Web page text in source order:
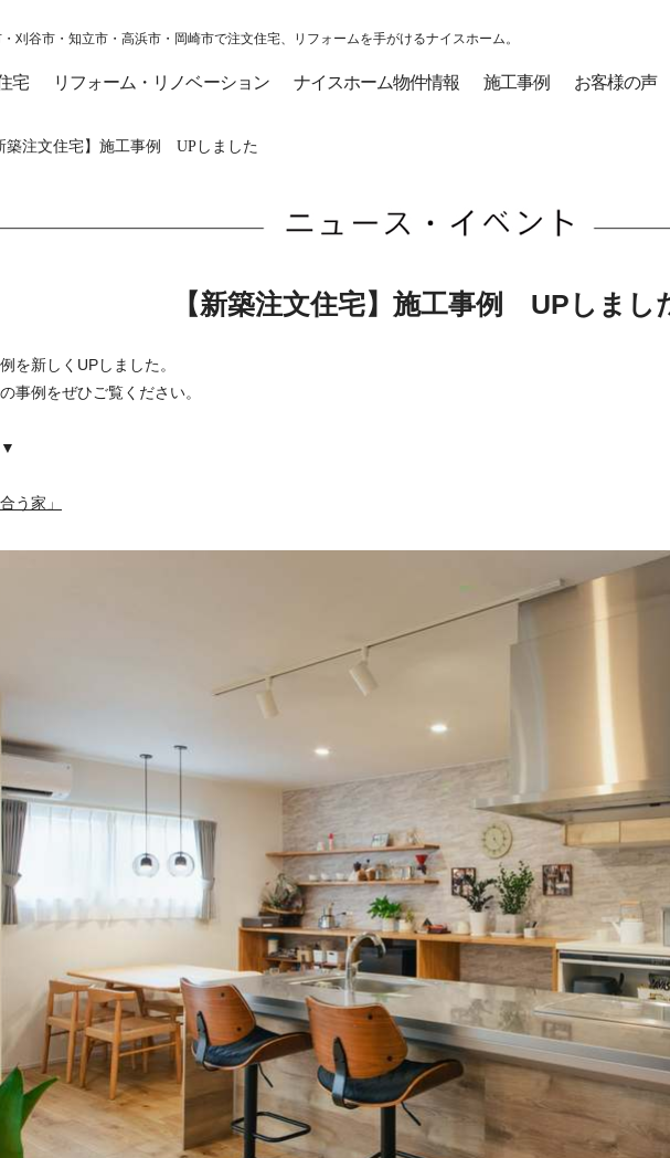
トップページへ移動
刈谷市・知立市・高浜市・岡崎市で注文住宅、リフォームを手がけるナイスホーム。
宅 リフォーム・リノベーション ナイスホーム物件情報 施工事例 お客様の声
注文住宅】施工事例 UPしました
【新築注文住宅】施工事例 UPしまし
を新しくUPしました。
事例をぜひご覧ください。
▼
う家」